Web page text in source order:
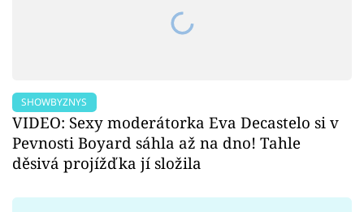
SHOWBYZNYS
VIDEO: Sexy moderátorka Eva Decastelo si v
Pevnosti Boyard sáhla až na dno! Tahle
děsivá projížďka jí složila